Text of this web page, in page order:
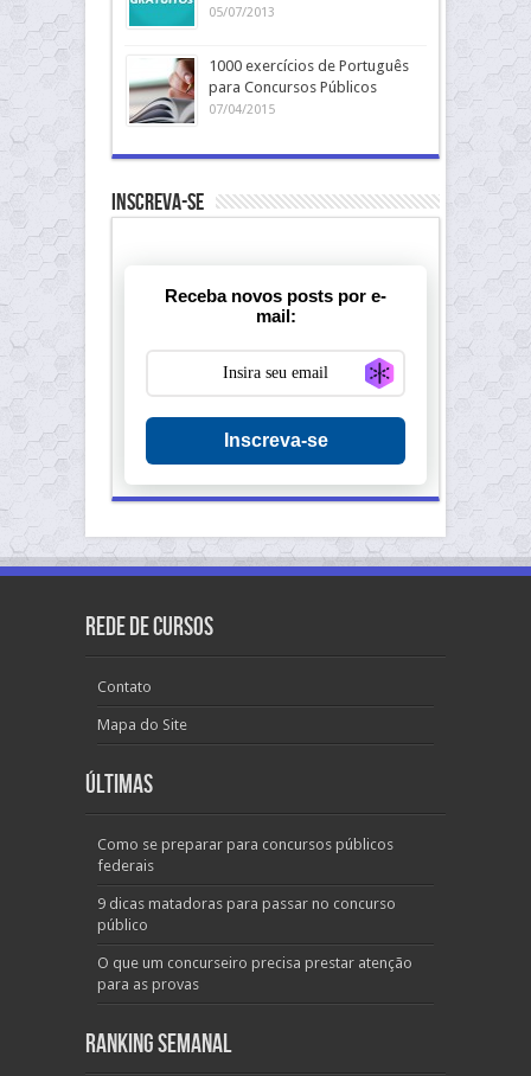
05/07/2013
1000 exercícios de Português
para Concursos Públicos
07/04/2015
Inscreva-se
Receba novos posts por e-
mail:
Inscreva-se
Rede de Cursos
Contato
Mapa do Site
Últimas
Como se preparar para concursos públicos
federais
9 dicas matadoras para passar no concurso
público
O que um concurseiro precisa prestar atenção
para as provas
Ranking Semanal